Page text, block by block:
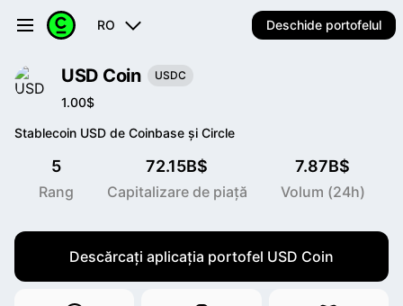
RO Deschide portofelul
USD Coin USDC
1.00$
Stablecoin USD de Coinbase și Circle
5
Rang
72.15B$
Capitalizare de piață
7.87B$
Volum (24h)
Descărcați aplicația portofel USD Coin